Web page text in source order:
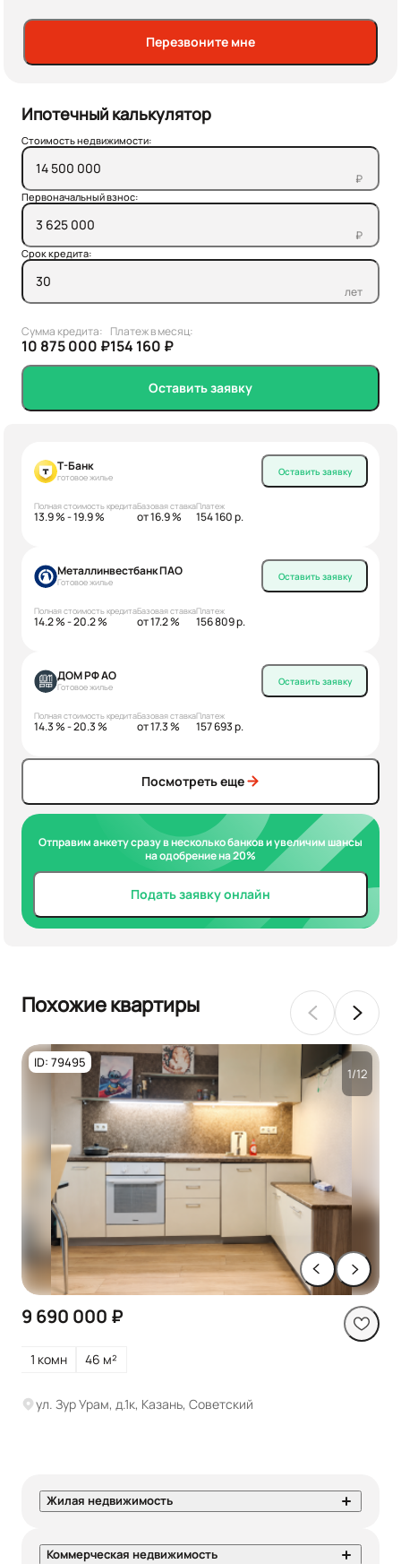
Перезвоните мне
Ипотечный калькулятор
Стоимость недвижимости:
₽
Первоначальный взнос:
₽
Срок кредита:
лет
Сумма кредита:
10 875 000 ₽
Платеж в месяц:
154 160 ₽
Оставить заявку
Т-Банк
готовое жилье
Полная стоимость кредита
13.9 % - 19.9 %
Базовая ставка
от 16.9 %
Платеж
154 160 р.
Оставить заявку
Металлинвестбанк ПАО
Готовое жилье
Полная стоимость кредита
14.2 % - 20.2 %
Базовая ставка
от 17.2 %
Платеж
156 809 р.
Оставить заявку
ДОМ РФ АО
Готовое жилье
Полная стоимость кредита
14.3 % - 20.3 %
Базовая ставка
от 17.3 %
Платеж
157 693 р.
Оставить заявку
Посмотреть еще
Отправим анкету сразу в несколько банков и увеличим шансы
на одобрение на 20%
Подать заявку онлайн
Похожие квартиры
ID: 79495
1/12
9 690 000 ₽
1 комн 46 м²
ул. Зур Урам, д.1к, Казань, Советский
Жилая недвижимость
Коммерческая недвижимость